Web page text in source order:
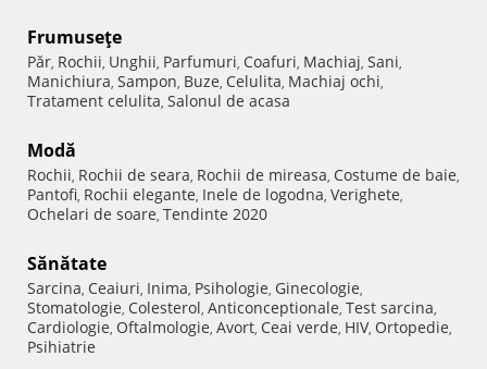
Frumuseţe
Păr, Rochii, Unghii, Parfumuri, Coafuri, Machiaj, Sani,
Manichiura, Sampon, Buze, Celulita, Machiaj ochi,
Tratament celulita, Salonul de acasa
Modă
Rochii, Rochii de seara, Rochii de mireasa, Costume de baie,
Pantofi, Rochii elegante, Inele de logodna, Verighete,
Ochelari de soare, Tendinte 2020
Sănătate
Sarcina, Ceaiuri, Inima, Psihologie, Ginecologie,
Stomatologie, Colesterol, Anticonceptionale, Test sarcina,
Cardiologie, Oftalmologie, Avort, Ceai verde, HIV, Ortopedie,
Psihiatrie